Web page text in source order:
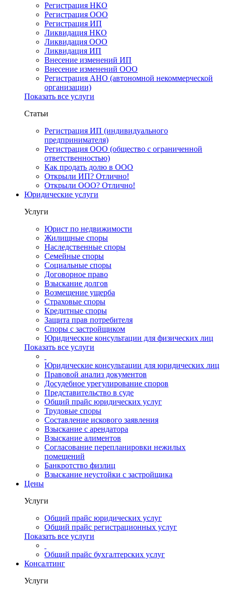
Регистрация НКО
Регистрация ООО
Регистрация ИП
Ликвидация НКО
Ликвидация ООО
Ликвидация ИП
Внесение изменений ИП
Внесение изменений ООО
Регистрация АНО (автономной некоммерческой
организации)
Показать все услуги
Статьи
Регистрация ИП (индивидуального
предпринимателя)
Регистрация ООО (общество с ограниченной
ответственностью)
Как продать долю в ООО
Открыли ИП? Отлично!
Открыли ООО? Отлично!
Юридические услуги
Услуги
Юрист по недвижимости
Жилищные споры
Наследственные споры
Семейные споры
Социальные споры
Договорное право
Взыскание долгов
Возмещение ущерба
Страховые споры
Кредитные споры
Защита прав потребителя
Споры с застройщиком
Юридические консультации для физических лиц
Показать все услуги
Юридические консультации для юридических лиц
Правовой анализ документов
Досудебное урегулирование споров
Представительство в суде
Общий прайс юридических услуг
Трудовые споры
Составление искового заявления
Взыскание с арендатора
Взыскание алиментов
Cогласование перепланировки нежилых
помещений
Банкротство физлиц
Взыскание неустойки с застройщика
Цены
Услуги
Общий прайс юридических услуг
Общий прайс регистрационных услуг
Показать все услуги
Общий прайс бухгалтерских услуг
Консалтинг
Услуги